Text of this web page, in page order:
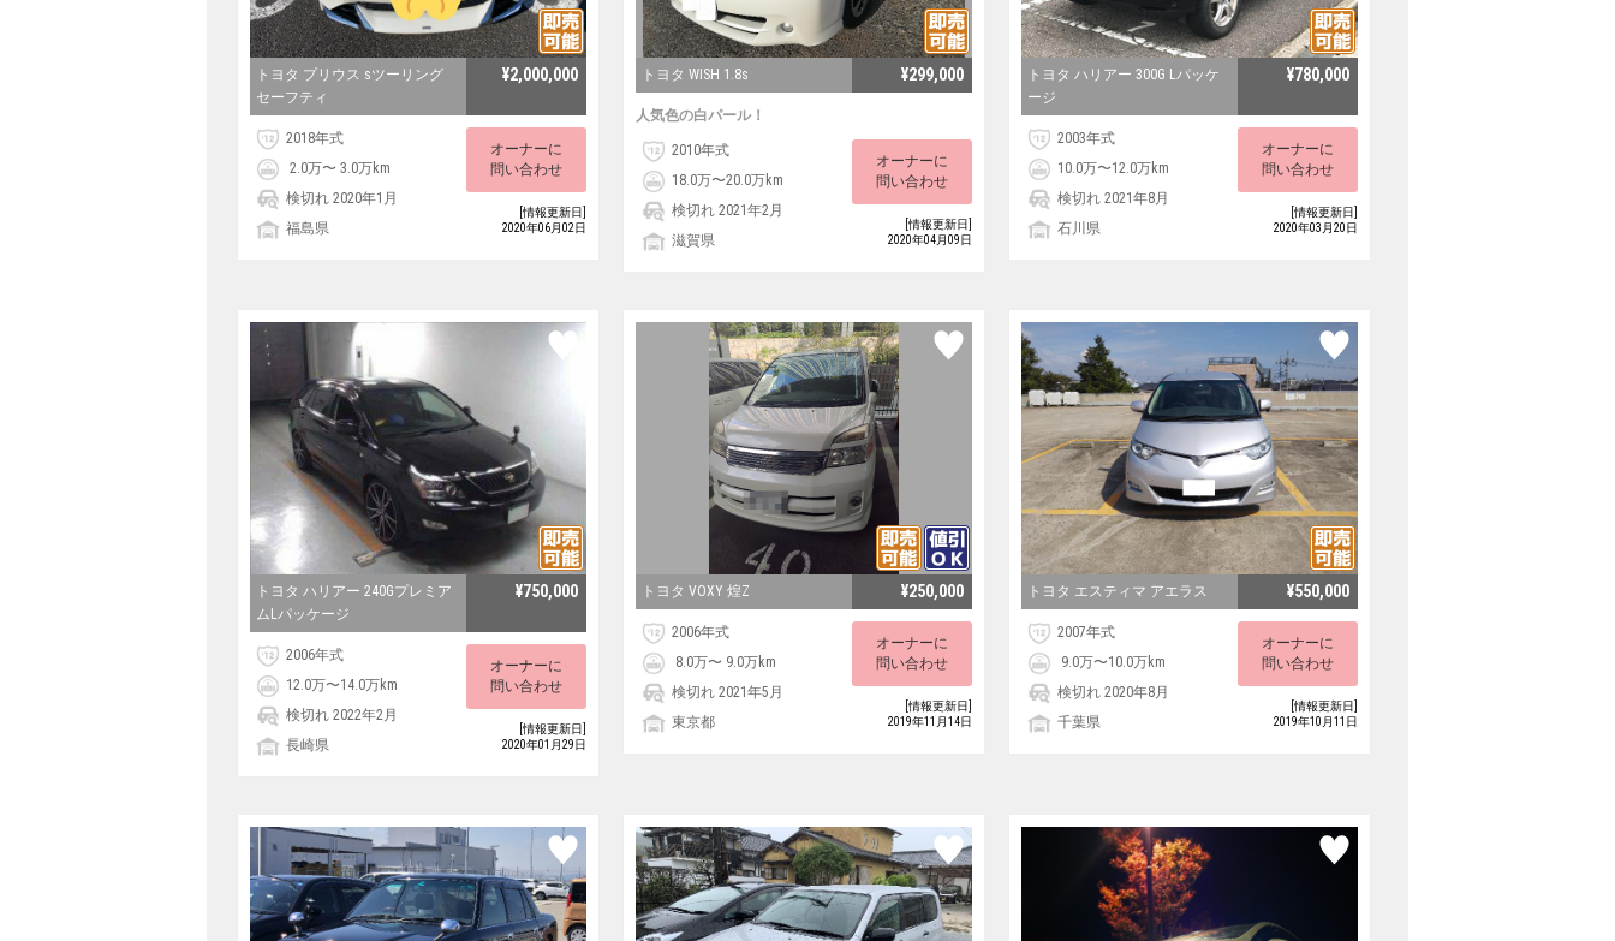
トヨタ プリウス sツーリング
セーフティ
¥2,000,000
2018年式
2.0万〜 3.0万km
検切れ 2020年1月
福島県
オーナーに
問い合わせ
[情報更新日]
2020年06月02日
トヨタ WISH 1.8s ¥299,000
人気色の白パール！
2010年式
18.0万〜20.0万km
検切れ 2021年2月
滋賀県
オーナーに
問い合わせ
[情報更新日]
2020年04月09日
トヨタ ハリアー 300G Lパッケ
ージ
¥780,000
2003年式
10.0万〜12.0万km
検切れ 2021年8月
石川県
オーナーに
問い合わせ
[情報更新日]
2020年03月20日
トヨタ ハリアー 240Gプレミア
ムLパッケージ
¥750,000
2006年式
12.0万〜14.0万km
検切れ 2022年2月
長崎県
オーナーに
問い合わせ
[情報更新日]
2020年01月29日
トヨタ VOXY 煌Z ¥250,000
2006年式
8.0万〜 9.0万km
検切れ 2021年5月
東京都
オーナーに
問い合わせ
[情報更新日]
2019年11月14日
トヨタ エスティマ アエラス ¥550,000
2007年式
9.0万〜10.0万km
検切れ 2020年8月
千葉県
オーナーに
問い合わせ
[情報更新日]
2019年10月11日